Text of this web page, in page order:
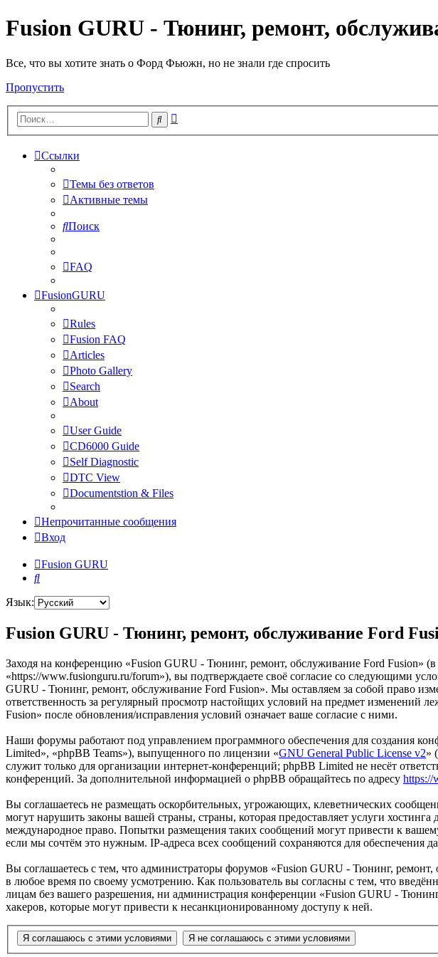
Fusion GURU - Тюнинг, ремонт,
Все, что вы хотите знать о Форд Фьюжн, но не знали где спросить
Пропустить
Поиск
Ссылки
Темы без ответов
Активные темы
Поиск
FAQ
FusionGURU
Rules
Fusion FAQ
Articles
Photo Gallery
Search
About
User Guide
CD6000 Guide
Self Diagnostic
DTC View
Documentstion & Files
Непрочитанные сообщения
Вход
Fusion GURU
Поиск
Язык:
Fusion GURU - Тюнинг, ремонт, обслуживание Ford
Заходя на конференцию «Fusion GURU - Тюнинг, ремонт, обслуживание Ford
«https://www.fusionguru.ru/forum»), вы подтверждаете своё согласие со следующими
GURU - Тюнинг, ремонт, обслуживание Ford Fusion». Мы оставляем за собой право
ответственность за регулярный просмотр настойщих условий на предмет изменений
Fusion» после обновления/исправления условий означает ваше согласие с ними.
Наши форумы работают под управлением программного обеспечения для создания
Limited», «phpBB Teams»), выпущенного по лицензии «GNU General Public License v2»
служит только для организации интернет-конференций; phpBB Limited не несёт
конференций. За дополнительной информацией о phpBB обращайтесь по адресу https://
Вы соглашаетесь не размещать оскорбительных, угрожающих, клеветнических
могут нарушить законы вашей страны, страны, которая предоставляет услуги
международное право. Попытки размещения таких сообщений могут привести к
если мы сочтём это нужным. IP-адреса всех сообщений сохраняются для обеспечения
Вы соглашаетесь с тем, что администраторы форумов «Fusion GURU - Тюнинг,
в любое время по своему усмотрению. Как пользователь вы согласны с тем, что
лицам без вашего разрешения, ни администрация конференции «Fusion GURU -
хакеров, которые могут привести к несанкционированному доступу к ней.